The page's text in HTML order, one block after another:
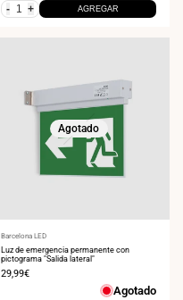
- + AGREGAR
Agotado
Proveedor:
Barcelona LED
Luz de emergencia permanente con
pictograma "Salida lateral"
Precio
29,99€
Agotado